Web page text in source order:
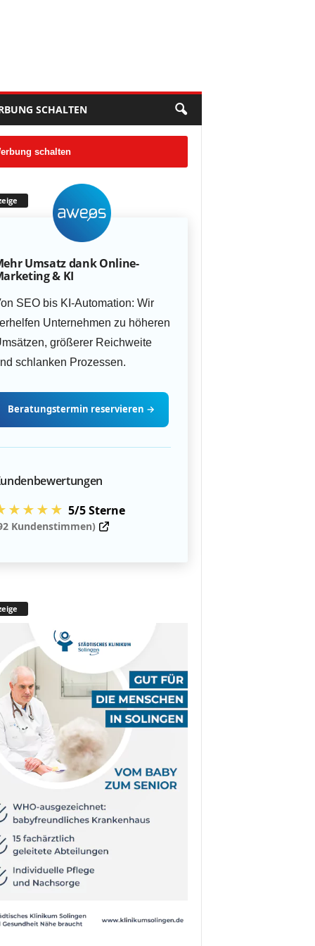
SCHALTEN
schalten
Umsatz dank Online-
& KI
SEO bis KI-Automation: Wir
Unternehmen zu höheren
größerer Reichweite
schlanken Prozessen.
Beratungstermin reservieren →
5/5 Sterne
Kundenstimmen)